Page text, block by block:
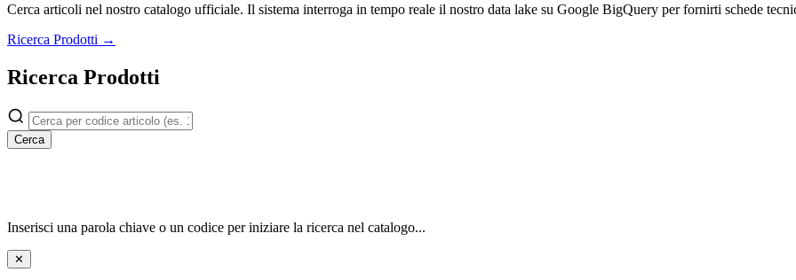
Cerca articoli nel nostro catalogo ufficiale. Il sistema interroga in tempo reale il nostro data lake su Google BigQuery per fornirti schede
Ricerca Prodotti →
Ricerca Prodotti
Cerca
Inserisci una parola chiave o un codice per iniziare la ricerca nel catalogo...
✕